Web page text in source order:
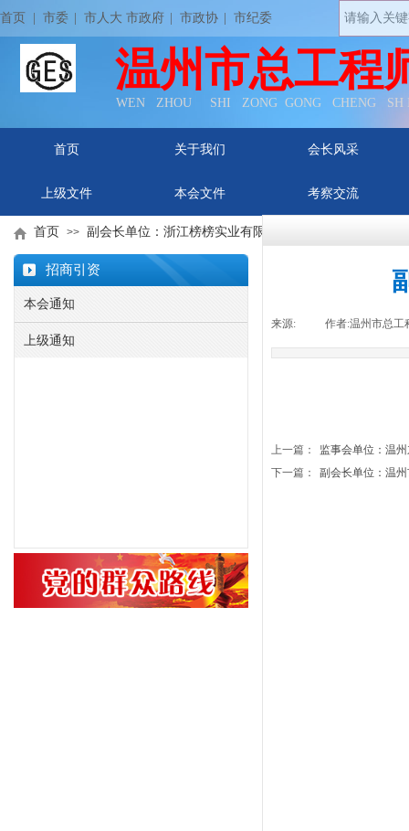
首页 | 市委 市人大 市政府 市政协 市纪委
温州市总工程
WEN ZHOU SHI ZONG GONG CHENG
首页 关于我们 会长风采
上级文件 本会文件 考察交流
招商引资
本会通知
上级通知
首页 >> 副会长单位：浙江榜榜实业有限公司
来源: 作者:温州市总工
上一篇：
监事会单位：温州
下一篇：
副会长单位：温州